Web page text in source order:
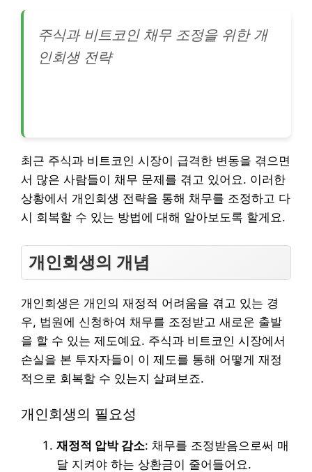
주식과 비트코인 채무 조정을 위한 개
인회생 전략
최근 주식과 비트코인 시장이 급격한 변동을 겪으면
서 많은 사람들이 채무 문제를 겪고 있어요. 이러한
상황에서 개인회생 전략을 통해 채무를 조정하고 다
시 회복할 수 있는 방법에 대해 알아보도록 할게요.
개인회생의 개념
개인회생은 개인의 재정적 어려움을 겪고 있는 경
우, 법원에 신청하여 채무를 조정받고 새로운 출발
을 할 수 있는 제도예요. 주식과 비트코인 시장에서
손실을 본 투자자들이 이 제도를 통해 어떻게 재정
적으로 회복할 수 있는지 살펴보죠.
개인회생의 필요성
재정적 압박 감소: 채무를 조정받음으로써 매
달 지켜야 하는 상환금이 줄어들어요.